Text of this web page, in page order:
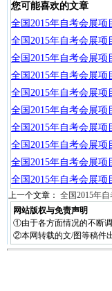
您可能喜欢的文章
全国2015年自考会展
全国2015年自考会展
全国2015年自考会展
全国2015年自考会展
全国2015年自考会展
全国2015年自考会展
全国2015年自考会展
全国2015年自考会展
全国2015年自考会展
全国2015年自考会展
上一个文章： 全国2015年
网站版权与免责声明
①由于各方面情况的不断
②本网转载的文/图等稿件